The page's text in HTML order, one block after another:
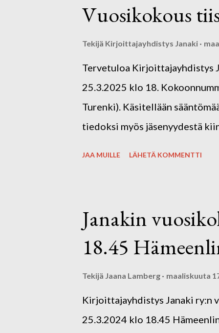
tapaamiskertoja. Tervetuloa
omakustanteisesti. Ota
Vuosikokous
Tekijä Kirjoittajayhdistys Janaki
Tervetuloa Kirjoittajayhdistys
25.3.2025 klo 18.
Turenki). Käsitellään
tiedoksi myös jäsenyydestä
JAA MUILLE LÄHETÄ KOMMENTTI
Janakin
18.45
Tekijä Jaana Lamberg maaliskuuta
Kirjoittajayhdistys Janaki ry:n
25.3.2024 klo 18.45